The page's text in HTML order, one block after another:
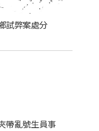
試弊案處分
帶亂號生員事